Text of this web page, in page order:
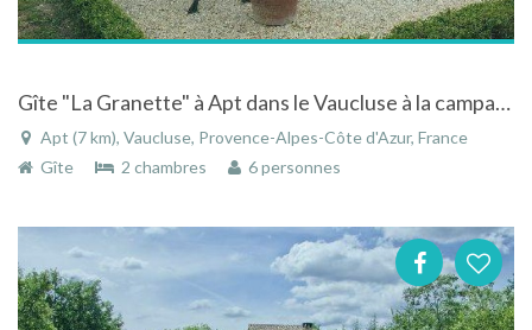
Gîte "La Granette" à Apt dans le Vaucluse à la campagne avec piscine
Apt (7 km), Vaucluse, Provence-Alpes-Côte d'Azur, France
Gîte
2 chambres 6 personnes